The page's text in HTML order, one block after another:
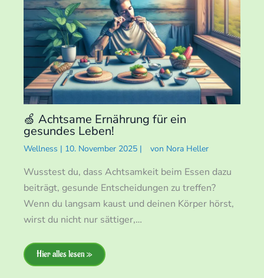
🍏 Achtsame Ernährung für ein
gesundes Leben!
Wellness | 10. November 2025 | von Nora Heller
Wusstest du, dass Achtsamkeit beim Essen dazu
beiträgt, gesunde Entscheidungen zu treffen?
Wenn du langsam kaust und deinen Körper hörst,
wirst du nicht nur sättiger,…
Hier alles lesen »